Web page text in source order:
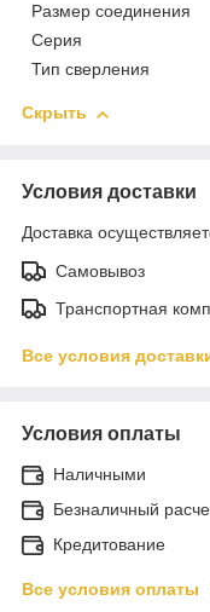
Размер соединения
Серия
Тип сверления
Скрыть
Условия доставки
Доставка
Самовывоз
Транспортная
Все условия
Условия оплаты
Наличными
Безналичный
Кредитование
Все условия оплаты